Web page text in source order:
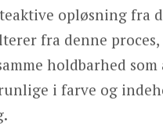
opløsning fra
fra denne
holdbarhed
i farve og